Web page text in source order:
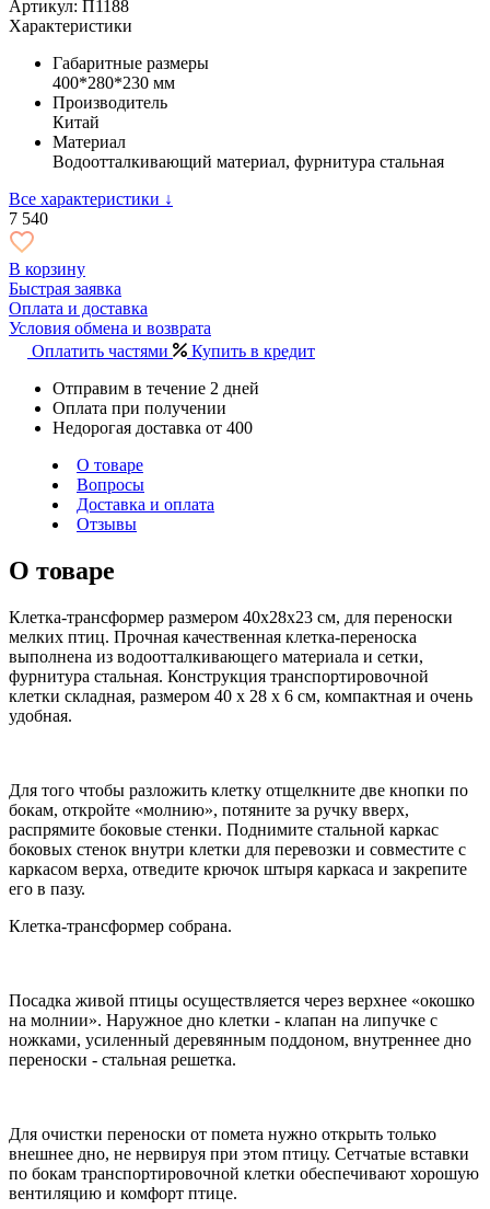
Артикул: П1188
Характеристики
Габаритные размеры
400*280*230 мм
Производитель
Китай
Материал
Водоотталкивающий материал, фурнитура стальная
Все характеристики ↓
7 540
В корзину
Быстрая заявка
Оплата и доставка
Условия обмена и возврата
Оплатить частями
Купить в кредит
Отправим в течение 2 дней
Оплата при получении
Недорогая доставка от 400
О товаре
Вопросы
Доставка и оплата
Отзывы
О товаре
Клетка-трансформер размером 40х28х23 см, для переноски
мелких птиц. Прочная качественная клетка-переноска
выполнена из водоотталкивающего материала и сетки,
фурнитура стальная. Конструкция транспортировочной
клетки складная, размером 40 х 28 х 6 см, компактная и очень
удобная.
Для того чтобы разложить клетку отщелкните две кнопки по
бокам, откройте «молнию», потяните за ручку вверх,
распрямите боковые стенки. Поднимите стальной каркас
боковых стенок внутри клетки для перевозки и совместите с
каркасом верха, отведите крючок штыря каркаса и закрепите
его в пазу.
Клетка-трансформер собрана.
Посадка живой птицы осуществляется через верхнее «окошко
на молнии». Наружное дно клетки - клапан на липучке с
ножками, усиленный деревянным поддоном, внутреннее дно
переноски - стальная решетка.
Для очистки переноски от помета нужно открыть только
внешнее дно, не нервируя при этом птицу. Сетчатые вставки
по бокам транспортировочной клетки обеспечивают хорошую
вентиляцию и комфорт птице.